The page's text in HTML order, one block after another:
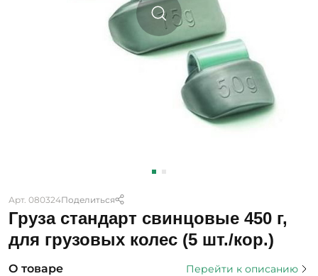
Арт. 080324Поделиться
Груза стандарт свинцовые 450 г,
для грузовых колес (5 шт./кор.)
О товаре
Перейти к описанию